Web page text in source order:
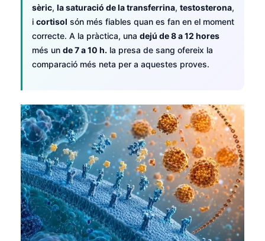
sèric, la saturació de la transferrina, testosterona,
i cortisol són més fiables quan es fan en el moment
correcte. A la pràctica, una dejú de 8 a 12 hores
més un de 7 a 10 h. la presa de sang ofereix la
comparació més neta per a aquestes proves.
Dansk
Nederlands
हिन्दी
Bahasa Indonesia
Հայերեն
Íslenska
Српски језик
Bosanski
Azərbaycan dili
Eesti
日本語